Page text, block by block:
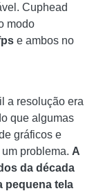
Cuphead
modo
e ambos no
a resolução era
que algumas
gráficos e
problema. A
da década
pequena tela